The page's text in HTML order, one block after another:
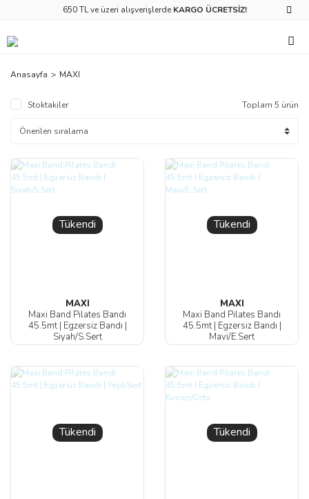
650 TL ve üzeri alışverişlerde KARGO ÜCRETSİZ!
Anasayfa MAXI
Stoktakiler Toplam 5 ürün
Tükendi
MAXI
Maxi Band Pilates Bandı
45.5mt | Egzersiz Bandı |
Siyah/S.Sert
Tükendi
MAXI
Maxi Band Pilates Bandı
45.5mt | Egzersiz Bandı |
Mavi/E.Sert
Tükendi Tükendi